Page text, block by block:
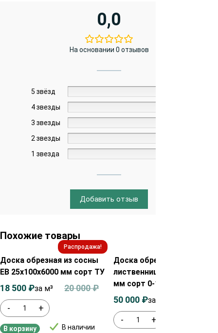
0,0
На основании 0 отзывов
5 звёзд
4 звезды
3 звезды
2 звезды
1 звезда
Добавить отзыв
Похожие товары
Распродажа!
Доска обрезная из сосны
ЕВ 25х100х6000 мм сорт ТУ
- +
В наличии
20 000₽
18 500 ₽за м³
В корзину
Доска обрезная из
лиственницы 25х150х6000
мм сорт 0-1
- +
50 000 ₽за м3